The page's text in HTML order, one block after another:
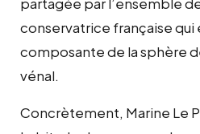
conservatrice française qui
composante de la sphère
vénal.
Concrètement, Marine Le